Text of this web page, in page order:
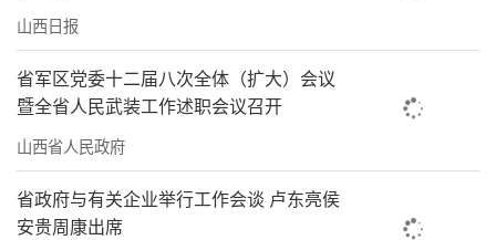
山西日报
省军区党委十二届八次全体（扩大）会议
暨全省人民武装工作述职会议召开
山西省人民政府
省政府与有关企业举行工作会谈 卢东亮侯
安贵周康出席